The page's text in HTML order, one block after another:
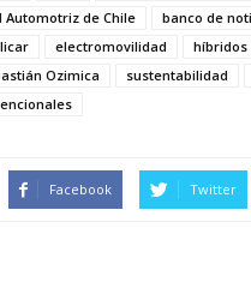
Automotriz de Chile
banco de
electromovilidad híbridos
Ozimica sustentabilidad
Facebook Twitter